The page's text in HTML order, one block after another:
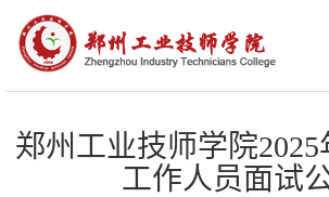
郑州工业技师学院
工作人员面试